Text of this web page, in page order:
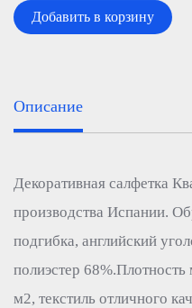
Добавить в корзину
Описание
Декоративная салфетка
производства Испании.
подгибка, английский
полиэстер
м2, текстиль отличного